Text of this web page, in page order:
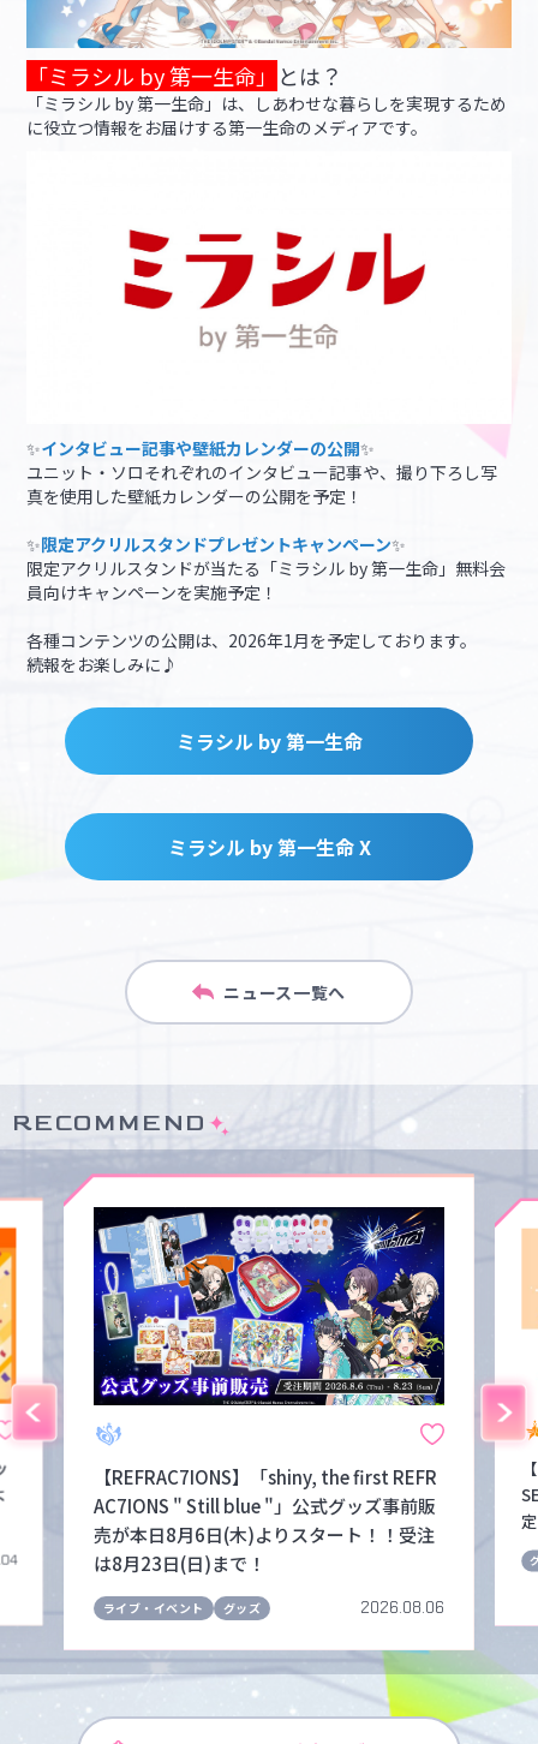
「ミラシル by 第一生命」 とは？
「ミラシル by 第一生命」は、しあわせな暮らしを実現するため
に役立つ情報をお届けする第一生命のメディアです。
✨インタビュー記事や壁紙カレンダーの公開✨
ユニット・ソロそれぞれのインタビュー記事や、撮り下ろし写
真を使用した壁紙カレンダーの公開を予定！
✨限定アクリルスタンドプレゼントキャンペーン✨
限定アクリルスタンドが当たる「ミラシル by 第一生命」無料会
員向けキャンペーンを実施予定！
各種コンテンツの公開は、2026年1月を予定しております。
続報をお楽しみに♪
ミラシル by 第一生命
ミラシル by 第一生命 X
ニュース一覧へ
RECOMMEND
【REFRAC7IONS】「shiny, the first REFR
AC7IONS " Still blue "」公式グッズ事前販
売が本日8月6日(木)よりスタート！！受注
は8月23日(日)まで！
ライブ・イベント グッズ 2026.08.06